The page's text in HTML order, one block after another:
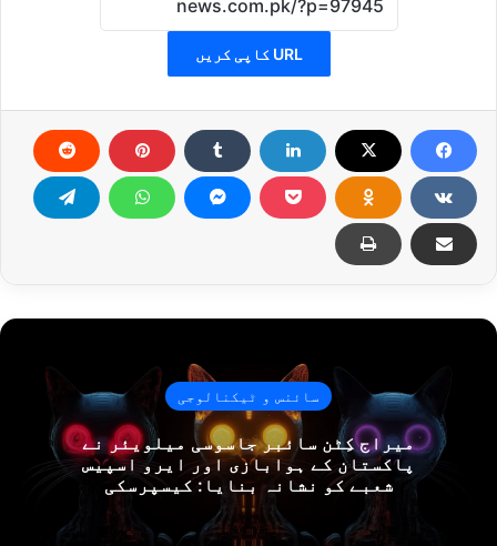
URL کاپی کریں
سائنس و ٹیکنالوجی
میراج کِٹن سائبر جاسوسی میلویئر نے
پاکستان کے ہوابازی اور ایرو اسپیس
شعبے کو نشانہ بنایا: کیسپرسکی